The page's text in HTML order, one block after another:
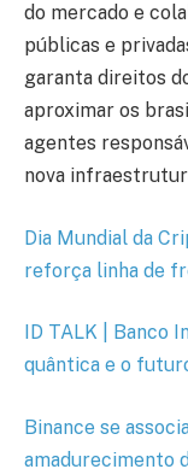
do mercado e
públicas e
garanta direitos
aproximar os
agentes
nova
Dia Mundial da
reforça linha de
ID TALK | Banco
quântica e o
Binance se
amadurecimento